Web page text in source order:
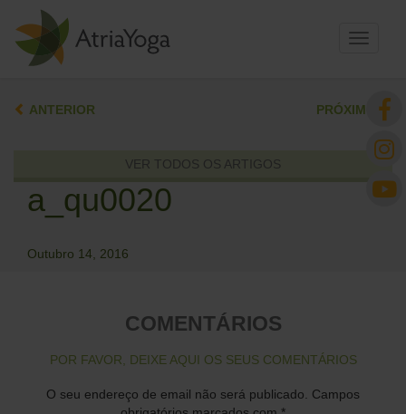
Toggle
ANTERIOR PRÓXIMO
VER TODOS OS ARTIGOS
a_qu0020
Outubro 14, 2016
COMENTÁRIOS
POR FAVOR, DEIXE AQUI OS SEUS COMENTÁRIOS
O seu endereço de email não será publicado.
Campos